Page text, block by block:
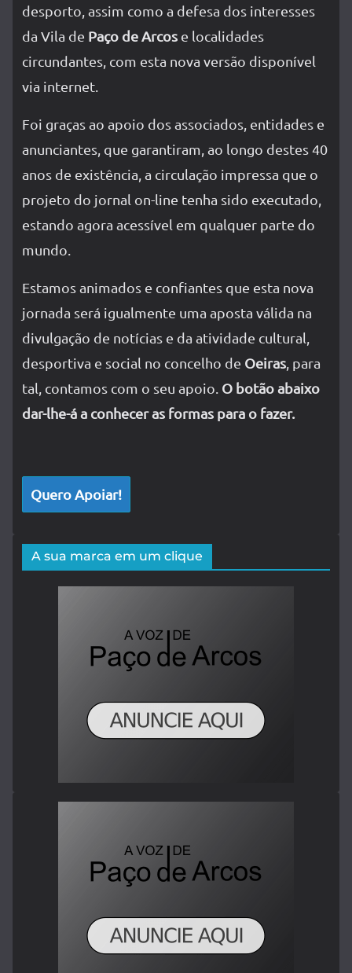
desporto, assim como a defesa dos interesses
da Vila de Paço de Arcos e localidades
circundantes, com esta nova versão disponível
via internet.
Foi graças ao apoio dos associados, entidades e
anunciantes, que garantiram, ao longo destes 40
anos de existência, a circulação impressa que o
projeto do jornal on-line tenha sido executado,
estando agora acessível em qualquer parte do
mundo.
Estamos animados e confiantes que esta nova
jornada será igualmente uma aposta válida na
divulgação de notícias e da atividade cultural,
desportiva e social no concelho de Oeiras , para
tal, contamos com o seu apoio. O botão abaixo
dar-lhe-á a conhecer as formas para o fazer.
Quero Apoiar!
A sua marca em um clique